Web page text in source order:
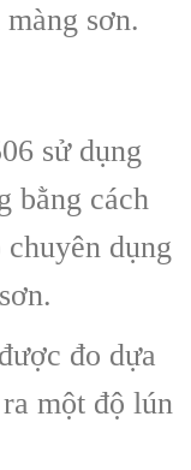
sơn.
sử dụng
bằng cách
dụng
đo dựa
một độ lún